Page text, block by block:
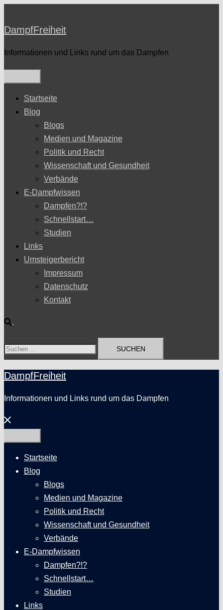
springen
DampfFreiheit
Informationen und Links rund um das Dampfen
Startseite
Blog
Blogs
Medien und Magazine
Politik und Recht
Wissenschaft und Gesundheit
Verbände
E-Dampfwissen
Dampfen?!?
Schnellstart…
Studien
Links
Umsteigerbericht
Impressum
Datenschutz
Kontakt
Suche
Suchen
DampfFreiheit
Informationen und Links rund um das Dampfen
Menü
schließen
Startseite
Blog
Blogs
Medien und Magazine
Politik und Recht
Wissenschaft und Gesundheit
Verbände
E-Dampfwissen
Dampfen?!?
Schnellstart…
Studien
Links